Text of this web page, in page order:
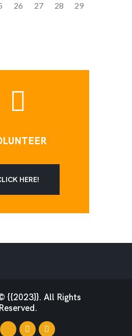
26 27 28 29
HERE!
{{2023}}. All Rights
Reserved.